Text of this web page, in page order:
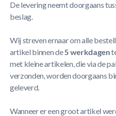
De levering neemt doorgaans
beslag.
Wij streven ernaar om alle
artikel binnen de5 werkdagen
met kleine artikelen, die via de
verzonden, worden doorgaans
geleverd.
Wanneer er een groot artikel